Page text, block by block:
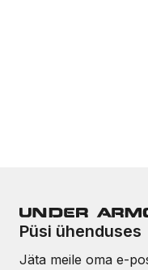
Püsi ühenduses
Jäta meile oma e-